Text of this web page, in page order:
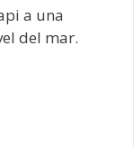
a una
del mar.